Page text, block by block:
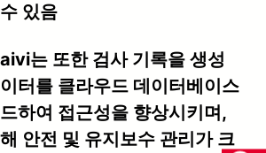
있음
는 또한 검사 기록을 생성
터를 클라우드 데이터베이스
하여 접근성을 향상시키며,
안전 및 유지보수 관리가 크